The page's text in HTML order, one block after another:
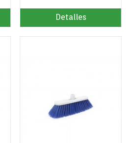
Detalles